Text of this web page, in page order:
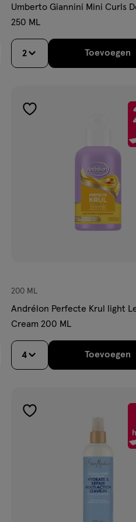
één, Limiet bereikt.Je kan
Umberto Giannini Mini Curls
250 ML
2 Toevoegen
één, Bijna uitverkocht!Er
toevoegen
200 ML
Andrélon Perfecte Krul light
Cream 200 ML
4 Toevoegen
toevoegen